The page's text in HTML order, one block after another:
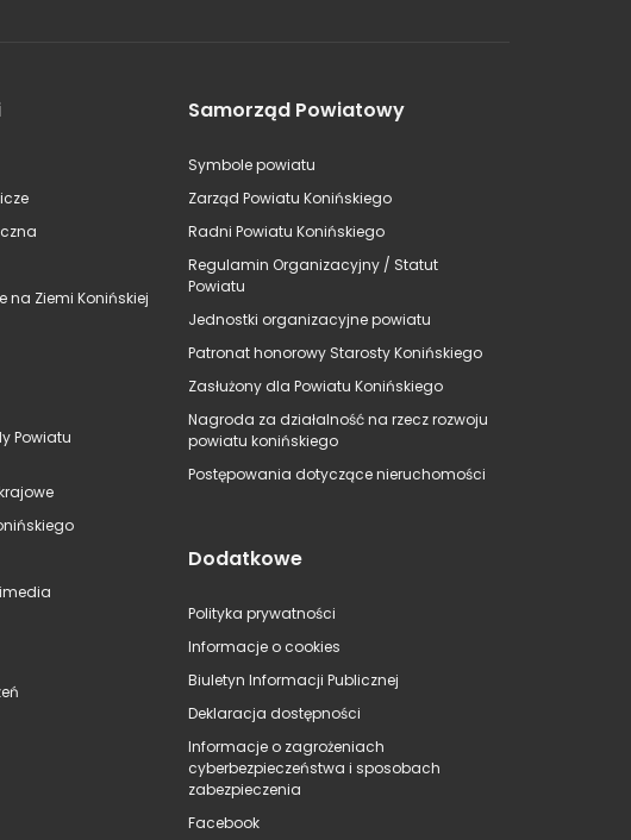
na Ziemi Konińskiej
Powiatu
Samorząd Powiatowy
Symbole powiatu
Zarząd Powiatu Konińskiego
Radni Powiatu Konińskiego
Regulamin Organizacyjny / Statut
Powiatu
Jednostki organizacyjne powiatu
Patronat honorowy Starosty Konińskiego
Zasłużony dla Powiatu Konińskiego
Nagroda za działalność na rzecz rozwoju
powiatu konińskiego
Postępowania dotyczące nieruchomości
Dodatkowe
Polityka prywatności
Informacje o cookies
Biuletyn Informacji Publicznej
Deklaracja dostępności
Informacje o zagrożeniach
cyberbezpieczeństwa i sposobach
zabezpieczenia
Facebook